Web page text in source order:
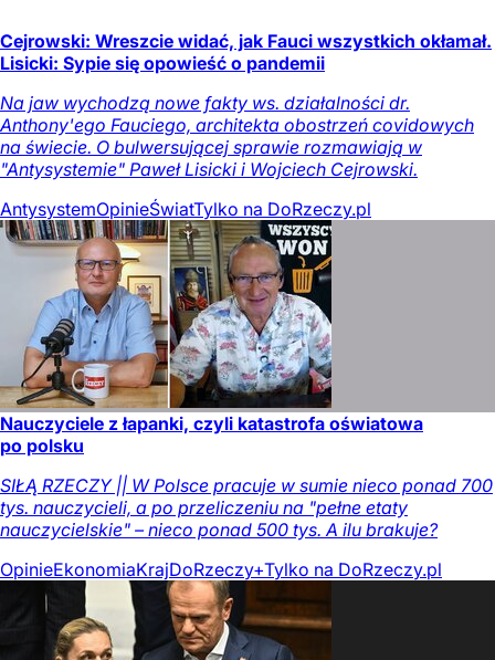
Cejrowski: Wreszcie widać, jak Fauci wszystkich okłamał.
Lisicki: Sypie się opowieść o pandemii
Na jaw wychodzą nowe fakty ws. działalności dr.
Anthony'ego Fauciego, architekta obostrzeń covidowych
na świecie. O bulwersującej sprawie rozmawiają w
"Antysystemie" Paweł Lisicki i Wojciech Cejrowski.
AntysystemOpinieŚwiatTylko na DoRzeczy.pl
Nauczyciele z łapanki, czyli katastrofa oświatowa
po polsku
SIŁĄ RZECZY || W Polsce pracuje w sumie nieco ponad 700
tys. nauczycieli, a po przeliczeniu na "pełne etaty
nauczycielskie" – nieco ponad 500 tys. A ilu brakuje?
OpinieEkonomiaKrajDoRzeczy+Tylko na DoRzeczy.pl